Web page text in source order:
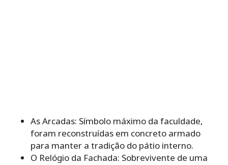
As Arcadas: Símbolo máximo da faculdade,
foram reconstruídas em concreto armado
para manter a tradição do pátio interno.
O Relógio da Fachada: Sobrevivente de uma